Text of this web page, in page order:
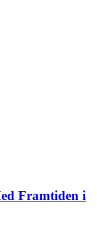
Framtiden i